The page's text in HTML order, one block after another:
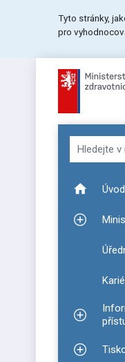
Tyto stránky,
pro
Hledat v
Úvod
Zobrazit
Zobrazit
Zobrazit